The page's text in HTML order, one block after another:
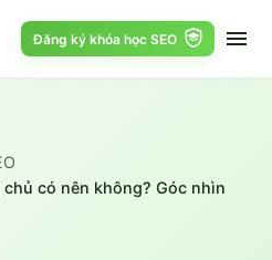
Đăng ký khóa học SEO
có nên không? Góc nhìn